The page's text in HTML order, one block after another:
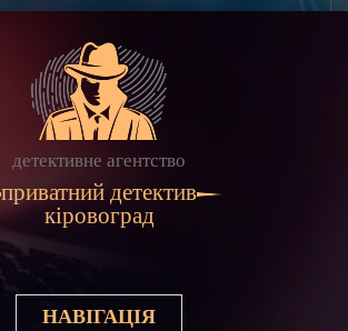
детективне агентство
приватний детектив
кіровоград
НАВІГАЦІЯ